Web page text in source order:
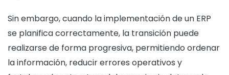
Sin embargo, cuando la implementación de un ERP
se planifica correctamente, la transición puede
realizarse de forma progresiva, permitiendo ordenar
la información, reducir errores operativos y